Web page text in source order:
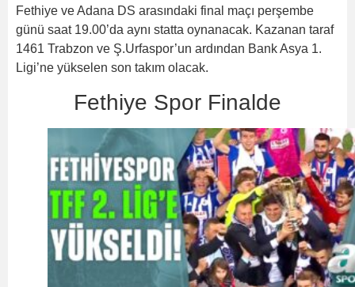
Fethiye ve Adana DS arasındaki final maçı perşembe
günü saat 19.00’da aynı statta oynanacak. Kazanan taraf
1461 Trabzon ve Ş.Urfaspor’un ardından Bank Asya 1.
Ligi’ne yükselen son takım olacak.
Fethiye Spor Finalde